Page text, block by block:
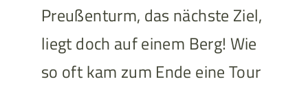
Preußenturm, das nächste Ziel,
liegt doch auf einem Berg! Wie
so oft kam zum Ende eine Tour